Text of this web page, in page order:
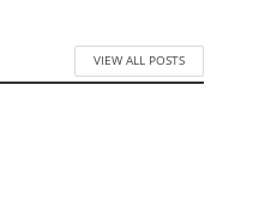
VIEW ALL POSTS